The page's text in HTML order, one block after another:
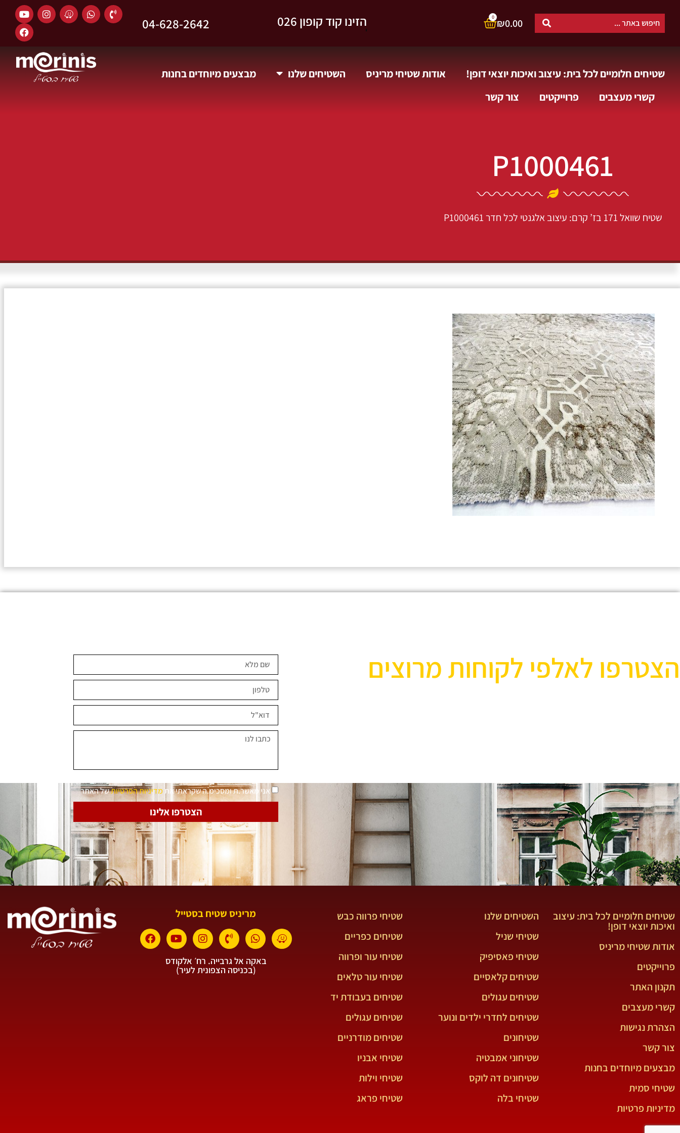
₪0.00
0 וקבלו 10% הנחה. 04-628-2642
שטיחים חלומיים לכל בית: עיצוב ואיכות יוצאי דופן! אודות שטיחי מריניס השטיחים שלנו
מבצעים מיוחדים בחנות
קשרי מעצבים
פרוייקטים צור קשר
P1000461
שטיח שוואל 171 בז’ קרם: עיצוב אלגנטי לכל חדר P1000461
הצטרפו לאלפי לקוחות מרוצים
אני מאשר.ת ומסכימ.ה שקראתי את מדיניות הפרטיותשל האתר
הצטרפו אלינו
שטיחים חלומיים לכל בית: עיצוב
ואיכות יוצאי דופן!
אודות שטיחי מריניס
פרוייקטים
תקנון האתר
קשרי מעצבים
הצהרת נגישות
צור קשר
מבצעים מיוחדים בחנות
שטיחי סמית
מדיניות פרטיות
השטיחים שלנו
שטיחי שניל
שטיחי פאסיפיק
שטיחים קלאסיים
שטיחים עגולים
שטיחים לחדרי ילדים ונוער
שטיחונים
שטיחוני אמבטיה
שטיחונים דה לוקס
שטיחי בלה
שטיחי פרווה כבש
שטיחים כפריים
שטיחי עור ופרווה
שטיחי עור טלאים
שטיחים בעבודת יד
שטיחים עגולים
שטיחים מודרניים
שטיחי אבניו
שטיחי וילות
שטיחי פראג
מריניס שטיח בסטייל
באקה אל גרבייה. רח׳ אלקודס
(בכניסה הצפונית לעיר)